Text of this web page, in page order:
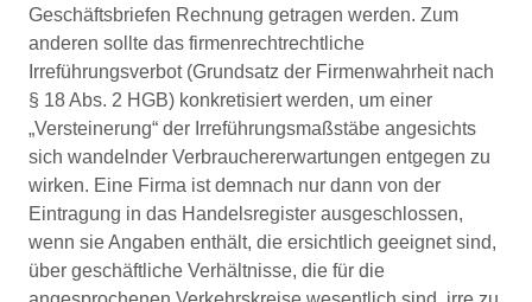
Geschäftsbriefen Rechnung getragen werden. Zum
anderen sollte das firmenrechtrechtliche
Irreführungsverbot (Grundsatz der Firmenwahrheit nach
§ 18 Abs. 2 HGB) konkretisiert werden, um einer
„Versteinerung“ der Irreführungsmaßstäbe angesichts
sich wandelnder Verbrauchererwartungen entgegen zu
wirken. Eine Firma ist demnach nur dann von der
Eintragung in das Handelsregister ausgeschlossen,
wenn sie Angaben enthält, die ersichtlich geeignet sind,
über geschäftliche Verhältnisse, die für die